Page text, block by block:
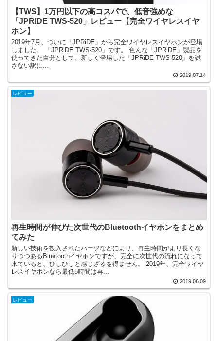
【TWS】1万円以下の高コスパで、低音強めな
「JPRiDE TWS-520」レビュー【完全ワイヤレスイヤ
ホン】
2019年7月、ついに「JPRiDE」から完全ワイヤレスイヤホンが登場
しました。 「JPRiDE TWS-520」です。 色んな「JPRiDE」製品を
使ってきた自分として、新しく登場した「JPRiDE TWS-520」を試
さない訳に...
2019.07.14
レビュー
再生時間が伸びた次世代のBluetoothイヤホンをまとめ
てみた
新しい技術を投入されたパーツなどにより、再生時間がより長くな
りつつあるBluetoothイヤホンですが、完全に次世代の流れになって
来ていると、ひしひしと感じざるを得ません。 2019年、完全ワイヤ
レスイヤホンなら最低5時間は再...
2019.06.09
レビュー